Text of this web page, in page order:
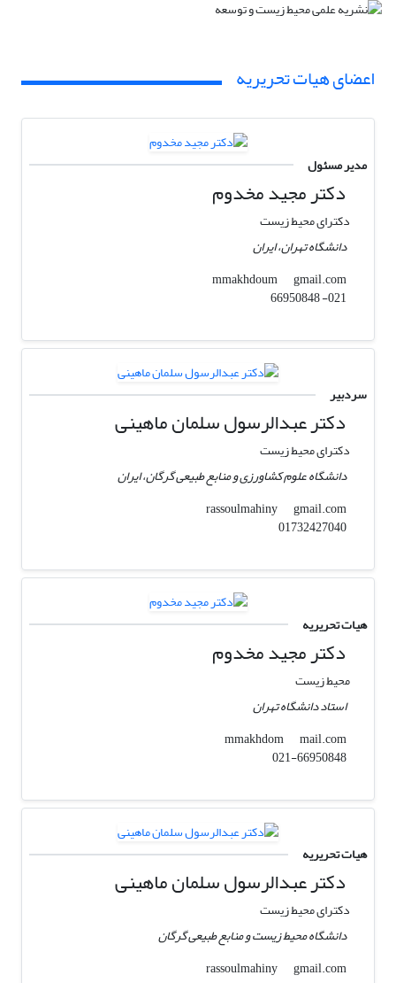
اعضای هیات تحریریه
مدیر مسئول
دکتر مجید مخدوم
دکترای محیط زیست
دانشگاه تهران، ایران
mmakhdoum
gmail.com
سردبیر
دکتر عبدالرسول سلمان ماهینی
دکترای محیط زیست
دانشگاه علوم کشاورزی و منابع طبیعی گرگان، ایران
rassoulmahiny
gmail.com
01732427040
هیات تحریریه
دکتر مجید مخدوم
محیط زیست
استاد دانشگاه تهران
mmakhdom
mail.com
021-66950848
هیات تحریریه
دکتر عبدالرسول سلمان ماهینی
دکترای محیط زیست
دانشگاه محیط زیست و منابع طبیعی گرگان
rassoulmahiny
gmail.com